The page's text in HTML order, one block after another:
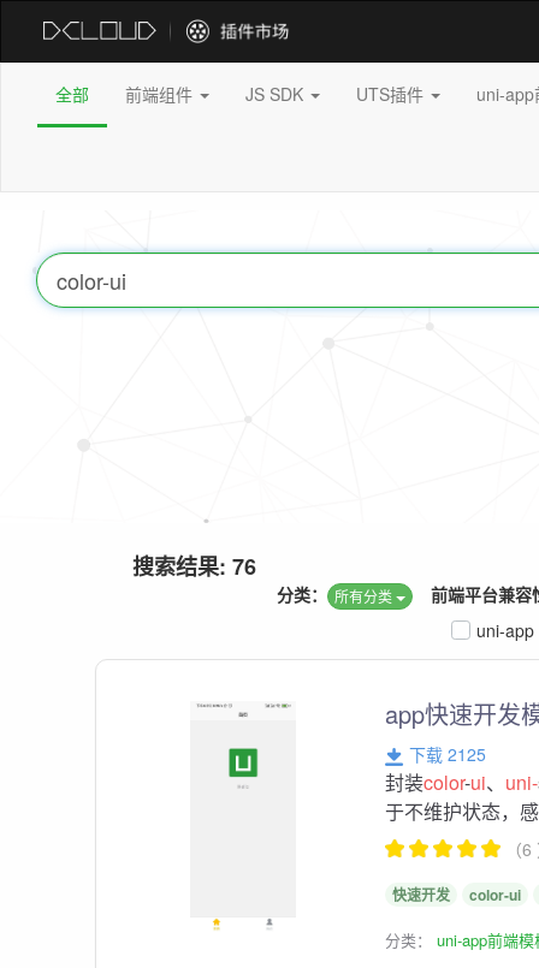
全部 前端组件 JS SDK UTS插件 uni-
搜索结果: 76
前端平台兼容
分类： 所有分类
uni-app
app快速开发
下载 2125
封装color-ui、 uni-
于不维护状态，
（
快速开发 color-ui
分类：uni-app前端模